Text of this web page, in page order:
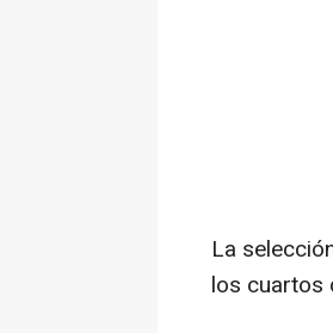
La
los cuartos